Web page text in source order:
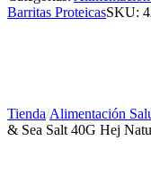
Barritas ProteicasSKU:
Tienda/Alimentación
& Sea Salt 40G Hej